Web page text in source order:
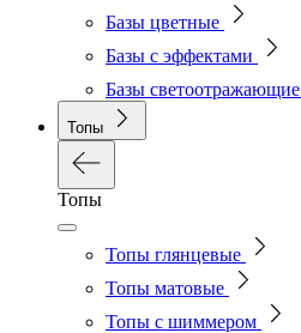
Базы цветные
Базы с эффектами
Базы светоотражающие
Топы
Топы
Топы глянцевые
Топы матовые
Топы с шиммером